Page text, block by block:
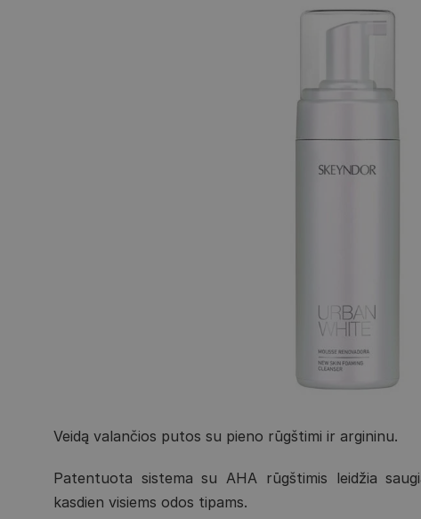
Veidą valančios putos su pieno rūgštimi ir argininu.
Patentuota sistema su AHA rūgštimis leidžia
kasdien visiems odos tipams.